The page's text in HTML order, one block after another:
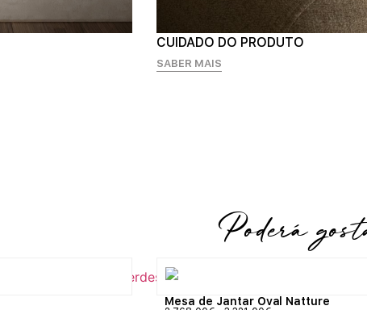
CUIDADO DO PRODUTO
SABER MAIS
Poderá
Mesa de Jantar Oval Natture